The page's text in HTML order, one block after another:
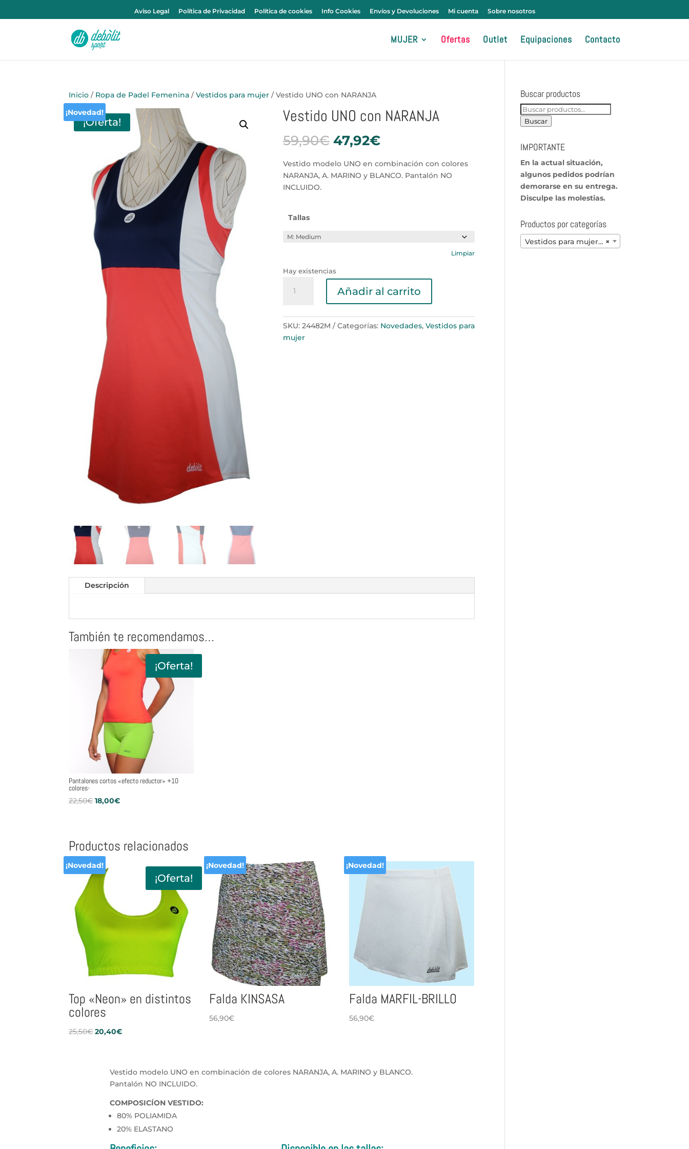
Aviso Legal Política de Privacidad Política de cookies Info Cookies Envíos y Devoluciones Mi cuenta Sobre nosotros
MUJER Ofertas Outlet Equipaciones Contacto
Inicio / Ropa de Padel Femenina /Vestidos para mujer / Vestido UNO con NARANJA
¡Oferta!
¡Novedad! Vestido UNO con NARANJA
59,90€ El
precio
original
era:
47,92€El
actual
es:
Vestido modelo UNO en combinación con colores
NARANJA, A. MARINO y BLANCO. Pantalón NO
INCLUIDO.
Tallas
Limpiar
Hay existencias
UNO
NARANJA
cantidad
Añadir al carrito
SKU: 24482M Categorías: Novedades, Vestidos para
mujer
Descripción
También te recomendamos…
¡Oferta!
Pantalones cortos «efecto reductor» +10
colores-
22,50€El
22,50€.
18,00€El
18,00€.
Productos relacionados
¡Oferta!
¡Novedad!
Top «Neon» en distintos
colores
25,50€El
20,40€El
¡Novedad!
Falda KINSASA
56,90€
¡Novedad!
Falda MARFIL-BRILLO
56,90€
Vestido modelo UNO en combinación de colores NARANJA, A. MARINO y BLANCO.
Pantalón NO INCLUIDO.
COMPOSICÍON VESTIDO:
80% POLIAMIDA
20% ELASTANO
Buscar productos
Buscar
por:
Buscar
IMPORTANTE
En la actual situación,
algunos pedidos podrían
demorarse en su entrega.
Disculpe las molestias.
Productos por categorías
×
Vestidos para mujer (7)